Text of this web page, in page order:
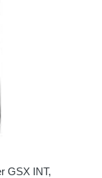
GSX INT,